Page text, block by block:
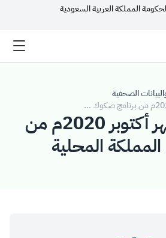
المملكة العربية السعودية
الصحفية
إقفال طرح شهر أكتوبر 2020م من
المحلية